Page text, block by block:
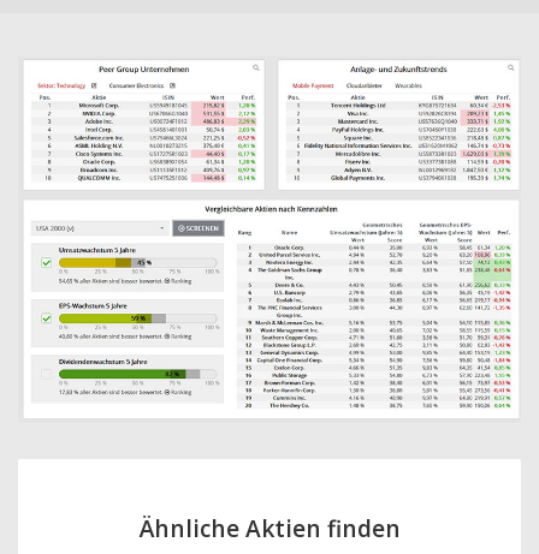
Ähnliche Aktien finden